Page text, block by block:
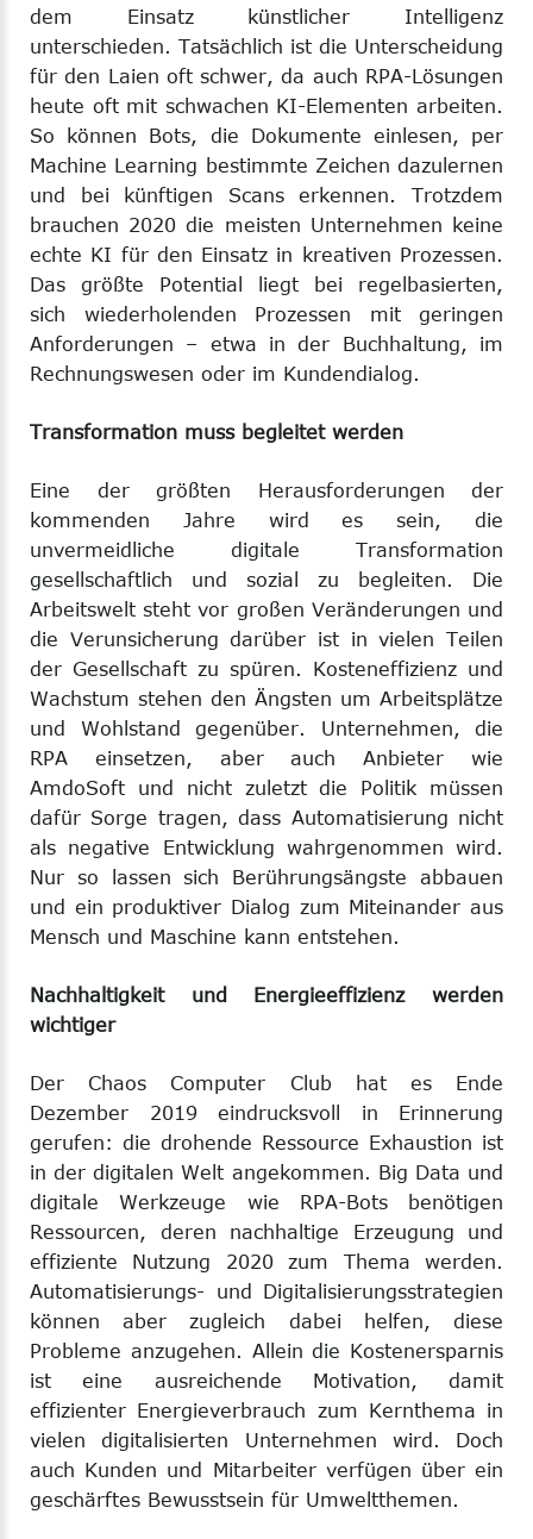
dem Einsatz künstlicher Intelligenz
unterschieden. Tatsächlich ist die Unterscheidung
für den Laien oft schwer, da auch RPA-Lösungen
heute oft mit schwachen KI-Elementen arbeiten.
So können Bots, die Dokumente einlesen, per
Machine Learning bestimmte Zeichen dazulernen
und bei künftigen Scans erkennen. Trotzdem
brauchen 2020 die meisten Unternehmen keine
echte KI für den Einsatz in kreativen Prozessen.
Das größte Potential liegt bei regelbasierten,
sich wiederholenden Prozessen mit geringen
Anforderungen – etwa in der Buchhaltung, im
Rechnungswesen oder im Kundendialog.
Transformation muss begleitet werden
Eine der größten Herausforderungen der
kommenden Jahre wird es sein, die
unvermeidliche digitale Transformation
gesellschaftlich und sozial zu begleiten. Die
Arbeitswelt steht vor großen Veränderungen und
die Verunsicherung darüber ist in vielen Teilen
der Gesellschaft zu spüren. Kosteneffizienz und
Wachstum stehen den Ängsten um Arbeitsplätze
und Wohlstand gegenüber. Unternehmen, die
RPA einsetzen, aber auch Anbieter wie
AmdoSoft und nicht zuletzt die Politik müssen
dafür Sorge tragen, dass Automatisierung nicht
als negative Entwicklung wahrgenommen wird.
Nur so lassen sich Berührungsängste abbauen
und ein produktiver Dialog zum Miteinander aus
Mensch und Maschine kann entstehen.
Nachhaltigkeit und Energieeffizienz werden
wichtiger
Der Chaos Computer Club hat es Ende
Dezember 2019 eindrucksvoll in Erinnerung
gerufen: die drohende Ressource Exhaustion ist
in der digitalen Welt angekommen. Big Data und
digitale Werkzeuge wie RPA-Bots benötigen
Ressourcen, deren nachhaltige Erzeugung und
effiziente Nutzung 2020 zum Thema werden.
Automatisierungs- und Digitalisierungsstrategien
können aber zugleich dabei helfen, diese
Probleme anzugehen. Allein die Kostenersparnis
ist eine ausreichende Motivation, damit
effizienter Energieverbrauch zum Kernthema in
vielen digitalisierten Unternehmen wird. Doch
auch Kunden und Mitarbeiter verfügen über ein
geschärftes Bewusstsein für Umweltthemen.